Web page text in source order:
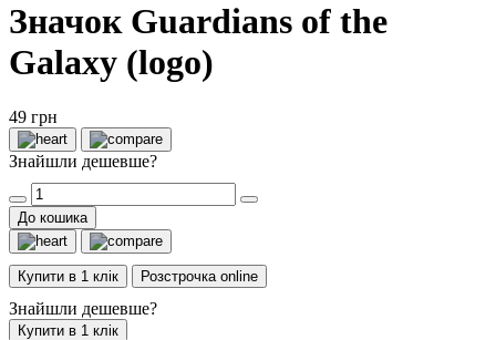
Значок Guardians of the
Galaxy (logo)
49 грн
Знайшли дешевше?
До кошика
Купити в 1 клік Розстрочка online
Знайшли дешевше?
Купити в 1 клік